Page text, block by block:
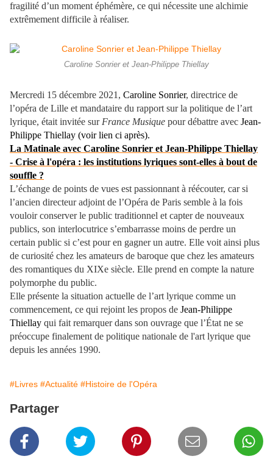
fragilité d’un moment éphémère, ce qui nécessite une alchimie
extrêmement difficile à réaliser.
Caroline Sonrier et Jean-Philippe Thiellay
Mercredi 15 décembre 2021, Caroline Sonrier, directrice de
l’opéra de Lille et mandataire du rapport sur la politique de l’art
lyrique, était invitée sur France Musique pour débattre avec Jean-
Philippe Thiellay (voir lien ci après).
La Matinale avec Caroline Sonrier et Jean-Philippe Thiellay
- Crise à l'opéra : les institutions lyriques sont-elles à bout de
souffle ?
L’échange de points de vues est passionnant à réécouter, car si
l’ancien directeur adjoint de l’Opéra de Paris semble à la fois
vouloir conserver le public traditionnel et capter de nouveaux
publics, son interlocutrice s’embarrasse moins de perdre un
certain public si c’est pour en gagner un autre. Elle voit ainsi plus
de curiosité chez les amateurs de baroque que chez les amateurs
des romantiques du XIXe siècle. Elle prend en compte la nature
polymorphe du public.
Elle présente la situation actuelle de l’art lyrique comme un
commencement, ce qui rejoint les propos de Jean-Philippe
Thiellay qui fait remarquer dans son ouvrage que l’État ne se
préoccupe finalement de politique nationale de l'art lyrique que
depuis les années 1990.
#Livres #Actualité #Histoire de l'Opéra
Partager